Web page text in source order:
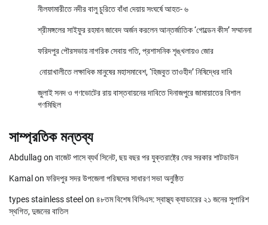
নীলফামারীতে নদীর বালু চুরিতে বাঁধা দেয়ায় সংঘর্ষে আহত- ৬
শ্রীমঙ্গলের সাইফুর রহমান জাবেদ অর্জন করলেন আন্তর্জাতিক ‘গোল্ডেন কীস’ সম্মাননা
ফরিদপুর পৌরসভায় নাগরিক সেবায় গতি, প্রশাসনিক শৃঙ্খলায়ও জোর
নোয়াখালীতে লক্ষাধিক মানুষের মহাসমাবেশ, ‘হিজবুত তাওহীদ’ নিষিদ্ধের দাবি
জুলাই সনদ ও গণভোটের রায় বাস্তবায়নের দাবিতে দিনাজপুরে জামায়াতের বিশাল
গণমিছিল
সাম্প্রতিক মন্তব্য
Abdullag on বাজেট পাসে ব্যর্থ সিনেট, ছয় বছর পর যুক্তরাষ্ট্রে ফের সরকার শাটডাউন
Kamal on ফরিদপুর সদর উপজেলা পরিষদের সাধারণ সভা অনুষ্ঠিত
types stainless steel on ৪৮তম বিশেষ বিসিএস: স্বাস্থ্য ক্যাডারের ২১ জনের সুপারিশ
স্থগিত, দুজনের বাতিল